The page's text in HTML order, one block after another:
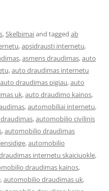
,Skelbimaiand tagged ab
,apsidrausti internetu,
,asmens draudimas,auto
,auto draudimas internetu
auto draudimas pigiau,auto
uk,auto draudimo kainos,
,automobiliai internetu,
,automobilio civilinis
,automobilio draudimas
,automobilio
internetu skaiciuokle,
draudimas kainos,
,automobilio draudimas uk,